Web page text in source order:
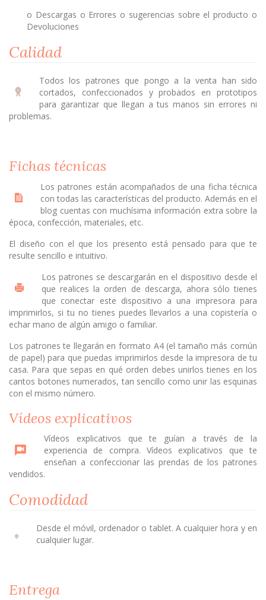
o Descargas o Errores o sugerencias sobre el producto o
Devoluciones
Calidad
Todos los patrones que pongo a la venta han sido
cortados, confeccionados y probados en prototipos
para garantizar que llegan a tus manos sin errores ni
problemas.
Fichas técnicas
Los patrones están acompañados de una ficha técnica
con todas las características del producto. Además en el
blog cuentas con muchísima información extra sobre la
época, confección, materiales, etc.
El diseño con el que los presento está pensado para que te
resulte sencillo e intuitivo.
Los patrones se descargarán en el dispositivo desde el
que realices la orden de descarga, ahora sólo tienes
que conectar este dispositivo a una impresora para
imprimirlos, si tu no tienes puedes llevarlos a una copistería o
echar mano de algún amigo o familiar.
Los patrones te llegarán en formato A4 (el tamaño más común
de papel) para que puedas imprimirlos desde la impresora de tu
casa. Para que sepas en qué orden debes unirlos tienes en los
cantos botones numerados, tan sencillo como unir las esquinas
con el mismo número.
Vídeos explicativos
Vídeos explicativos que te guían a través de la
experiencia de compra. Vídeos explicativos que te
enseñan a confeccionar las prendas de los patrones
vendidos.
Comodidad
Desde el móvil, ordenador o tablet. A cualquier hora y en
cualquier lugar.
Entrega